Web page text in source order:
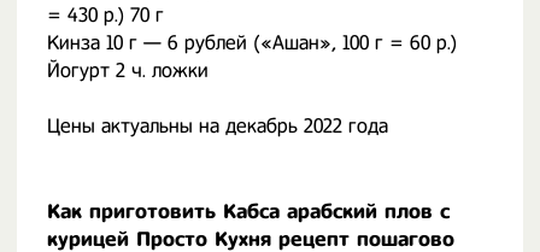
= 430 р.) 70 г
Кинза 10 г — 6 рублей («Ашан», 100 г = 60 р.)
Йогурт 2 ч. ложки
Цены актуальны на декабрь 2022 года
Как приготовить Кабса арабский плов с
курицей Просто Кухня рецепт пошагово